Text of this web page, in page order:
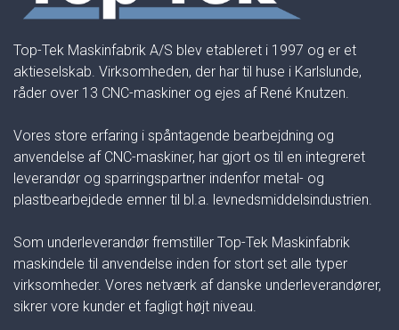
Top-Tek Maskinfabrik A/S blev etableret i 1997 og er et
aktieselskab. Virksomheden, der har til huse i Karlslunde,
råder over 13 CNC-maskiner og ejes af René Knutzen.
Vores store erfaring i spåntagende bearbejdning og
anvendelse af CNC-maskiner, har gjort os til en integreret
leverandør og sparringspartner indenfor metal- og
plastbearbejdede emner til bl.a. levnedsmiddelsindustrien.
Som underleverandør fremstiller Top-Tek Maskinfabrik
maskindele til anvendelse inden for stort set alle typer
virksomheder. Vores netværk af danske underleverandører,
sikrer vore kunder et fagligt højt niveau.